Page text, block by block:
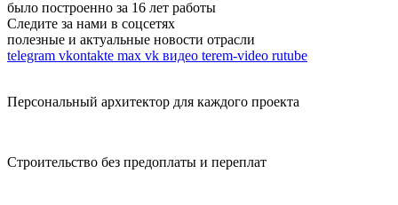
было построенно за 16 лет работы
Следите за нами в соцсетях
полезные и актуальные новости отрасли
telegram vkontakte max vk видео terem-video rutube
Персональный архитектор для каждого проекта
Строительство без предоплаты и переплат